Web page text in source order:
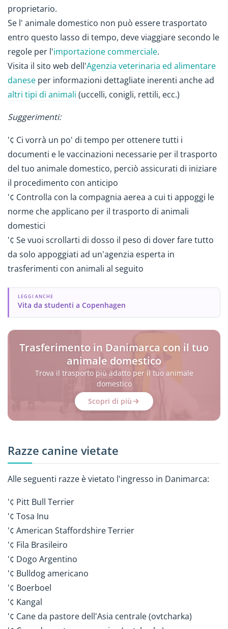
proprietario.
Se l' animale domestico non può essere trasportato
entro questo lasso di tempo, deve viaggiare secondo le
regole per l'importazione commerciale.
Visita il sito web dell'Agenzia veterinaria ed alimentare
danese per informazioni dettagliate inerenti anche ad
altri tipi di animali (uccelli, conigli, rettili, ecc.)
Suggerimenti:
'¢ Ci vorrà un po' di tempo per ottenere tutti i
documenti e le vaccinazioni necessarie per il trasporto
del tuo animale domestico, perciò assicurati di iniziare
il procedimento con anticipo
'¢ Controlla con la compagnia aerea a cui ti appoggi le
norme che applicano per il trasporto di animali
domestici
'¢ Se vuoi scrollarti di dosso il peso di dover fare tutto
da solo appoggiati ad un'agenzia esperta in
trasferimenti con animali al seguito
LEGGI ANCHE
Vita da studenti a Copenhagen
Trasferimento in Danimarca con il tuo
animale domestico
Trova il trasporto più adatto per il tuo animale
domestico
Scopri di più
Razze canine vietate
Alle seguenti razze è vietato l'ingresso in Danimarca:
'¢ Pitt Bull Terrier
'¢ Tosa Inu
'¢ American Staffordshire Terrier
'¢ Fila Brasileiro
'¢ Dogo Argentino
'¢ Bulldog americano
'¢ Boerboel
'¢ Kangal
'¢ Cane da pastore dell'Asia centrale (ovtcharka)